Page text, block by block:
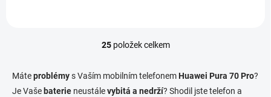
O
l
25položek celkem
Máteproblémys Vaším mobilním telefonemHuawei Pura 70 Pro?
Je Vaše baterie neustálevybitá a nedrží? Shodil jste telefon a